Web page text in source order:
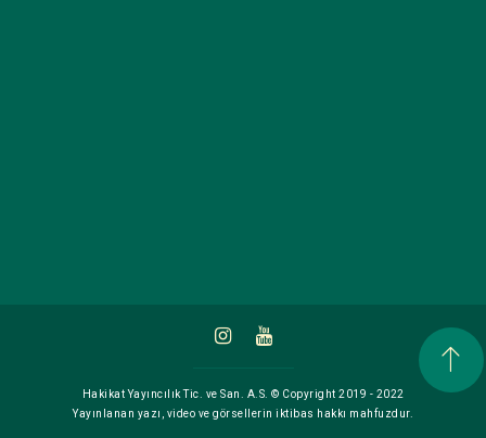
Hakikat Yayıncılık Tic. ve San. A.S. © Copyright 2019 - 2022
Yayınlanan yazı, video ve görsellerin iktibas hakkı mahfuzdur.